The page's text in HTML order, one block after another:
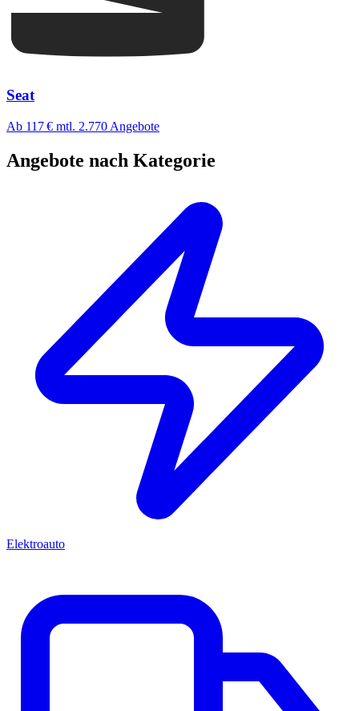
Seat
Ab 117 € mtl. 2.770 Angebote
Angebote nach Kategorie
Elektroauto